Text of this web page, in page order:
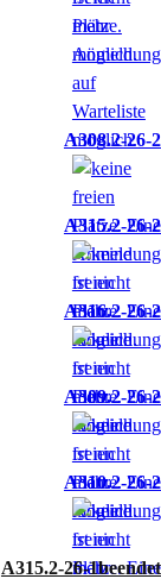
A315.2-26-1
A308.2-26-2
A315.2-26-2
A316.2-26-2
A309.2-26-2
A310.2-26-2